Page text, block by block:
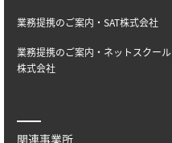
業務提携のご案内・SAT株式会社
業務提携のご案内・ネットスクール
株式会社
関連事業所